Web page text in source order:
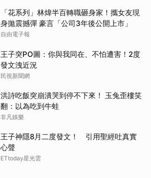
「花系列」林煒半百轉職砸身家！攜女友現
身拋震撼彈 豪言「公司3年後公開上市」
自由電子報
王子突PO圖：你與我同在、不怕遭害！2度
發文洩近況
民視新聞網
洪詩吃飯突崩潰哭到停不下來！ 玉兔歪樓笑
翻：以為吃到牛蛙
非凡娛樂
王子神隱8月二度發文！ 引用聖經吐真實
心聲
ETtoday星光雲